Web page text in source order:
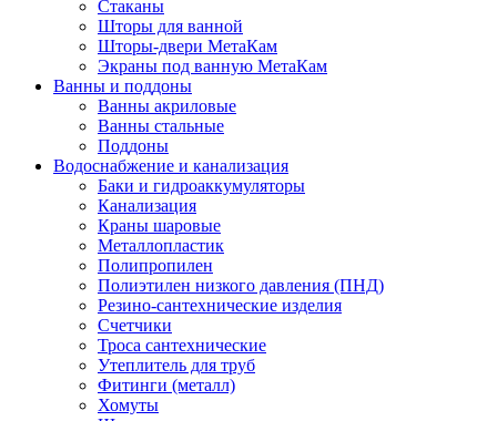
Стаканы
Шторы для ванной
Шторы-двери МетаКам
Экраны под ванную МетаКам
Ванны и поддоны
Ванны акриловые
Ванны стальные
Поддоны
Водоснабжение и канализация
Баки и гидроаккумуляторы
Канализация
Краны шаровые
Металлопластик
Полипропилен
Полиэтилен низкого давления (ПНД)
Резино-сантехнические изделия
Счетчики
Троса сантехнические
Утеплитель для труб
Фитинги (металл)
Хомуты